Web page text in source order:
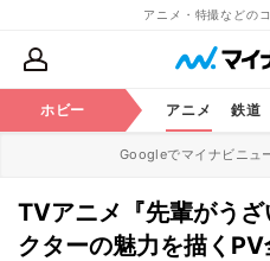
アニメ・特撮などの
ホビー アニメ 鉄道
Googleでマイナビニュ
TVアニメ『先輩がう
クターの魅力を描くPV